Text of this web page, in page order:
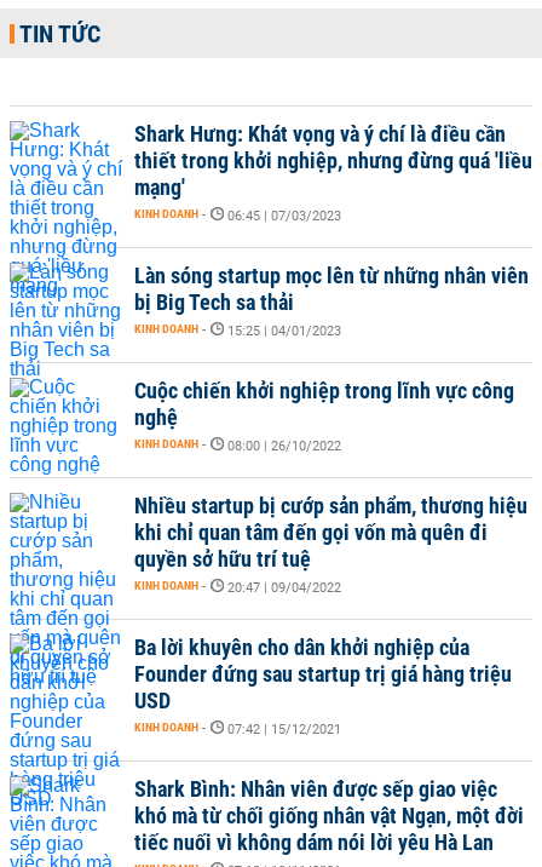
TIN TỨC
Shark Hưng: Khát vọng và ý chí là điều cần
thiết trong khởi nghiệp, nhưng đừng quá 'liều
mạng'
KINH DOANH - 06:45 | 07/03/2023
Làn sóng startup mọc lên từ những nhân viên
bị Big Tech sa thải
KINH DOANH - 15:25 | 04/01/2023
Cuộc chiến khởi nghiệp trong lĩnh vực công
nghệ
KINH DOANH - 08:00 | 26/10/2022
Nhiều startup bị cướp sản phẩm, thương hiệu
khi chỉ quan tâm đến gọi vốn mà quên đi
quyền sở hữu trí tuệ
KINH DOANH - 20:47 | 09/04/2022
Ba lời khuyên cho dân khởi nghiệp của
Founder đứng sau startup trị giá hàng triệu
USD
KINH DOANH - 07:42 | 15/12/2021
Shark Bình: Nhân viên được sếp giao việc
khó mà từ chối giống nhân vật Ngạn, một đời
tiếc nuối vì không dám nói lời yêu Hà Lan